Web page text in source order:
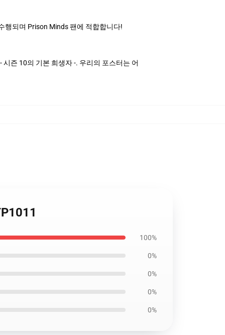
행되며 Prison Minds 팬에 적합합니다!
즌 10의 기본 희생자 -. 우리의 포스터는 어
100%
0%
0%
0%
0%